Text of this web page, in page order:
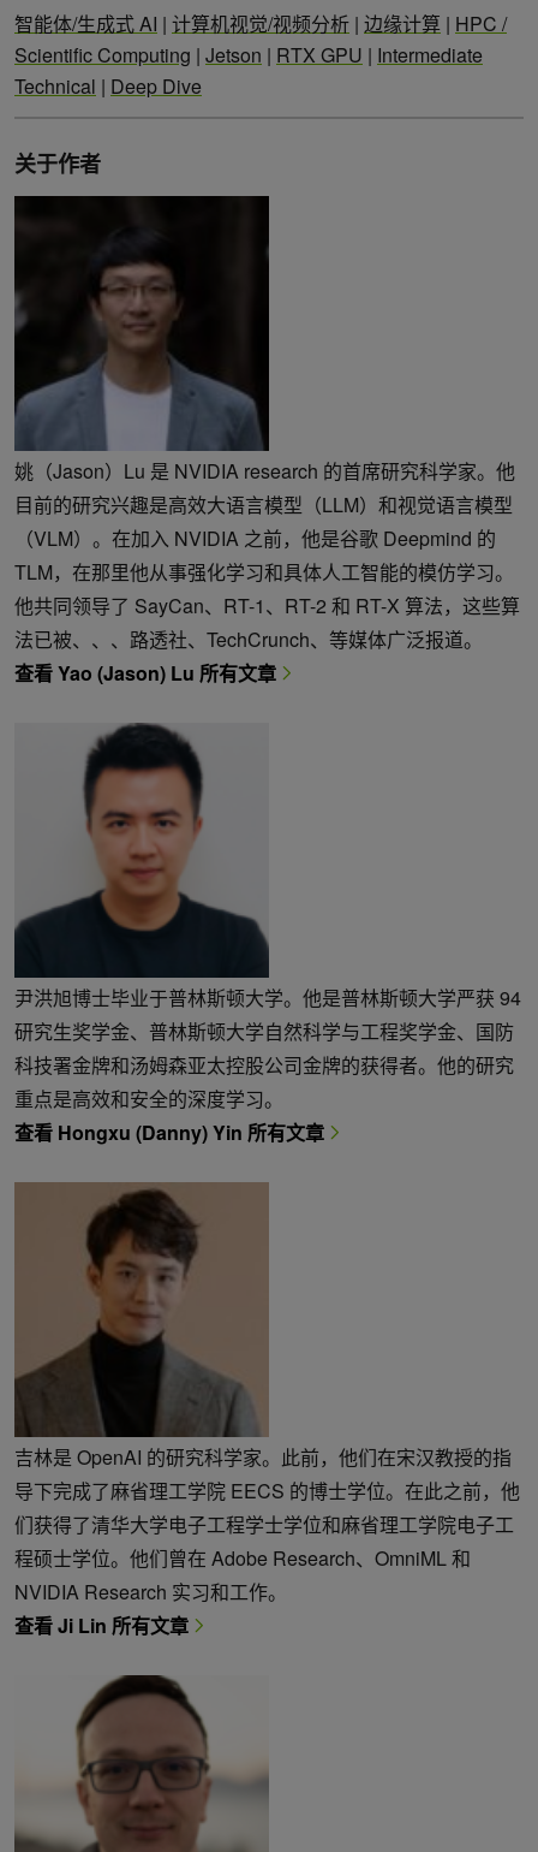
智能体/生成式 AI | 计算机视觉/视频分析 | 边缘计算 | HPC /
Scientific Computing | Jetson | RTX GPU | Intermediate
Technical | Deep Dive
关于作者
姚（Jason）Lu 是 NVIDIA research 的首席研究科学家。他
目前的研究兴趣是高效大语言模型（LLM）和视觉语言模型
（VLM）。在加入 NVIDIA 之前，他是谷歌 Deepmind 的
TLM，在那里他从事强化学习和具体人工智能的模仿学习。
他共同领导了 SayCan、RT-1、RT-2 和 RT-X 算法，这些算
法已被、、、路透社、TechCrunch、等媒体广泛报道。
查看 Yao (Jason) Lu 所有文章
尹洪旭博士毕业于普林斯顿大学。他是普林斯顿大学严获 94
研究生奖学金、普林斯顿大学自然科学与工程奖学金、国防
科技署金牌和汤姆森亚太控股公司金牌的获得者。他的研究
重点是高效和安全的深度学习。
查看 Hongxu (Danny) Yin 所有文章
吉林是 OpenAI 的研究科学家。此前，他们在宋汉教授的指
导下完成了麻省理工学院 EECS 的博士学位。在此之前，他
们获得了清华大学电子工程学士学位和麻省理工学院电子工
程硕士学位。他们曾在 Adobe Research、OmniML 和
NVIDIA Research 实习和工作。
查看 Ji Lin 所有文章